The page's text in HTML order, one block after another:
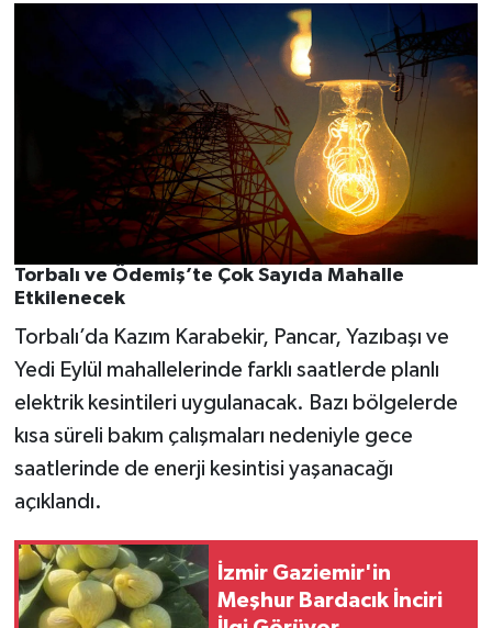
Torbalı ve Ödemiş’te Çok Sayıda Mahalle
Etkilenecek
Torbalı’da Kazım Karabekir, Pancar, Yazıbaşı ve
Yedi Eylül mahallelerinde farklı saatlerde planlı
elektrik kesintileri uygulanacak. Bazı bölgelerde
kısa süreli bakım çalışmaları nedeniyle gece
saatlerinde de enerji kesintisi yaşanacağı
açıklandı.
İzmir Gaziemir'in
Meşhur Bardacık İnciri